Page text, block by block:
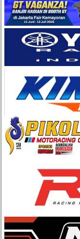
Balap
Paling
Lengkap